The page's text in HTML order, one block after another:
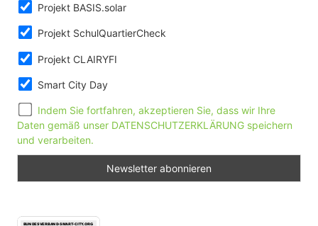
Projekt BASIS.solar
Projekt SchulQuartierCheck
Projekt CLAIRYFI
Smart City Day
Indem Sie fortfahren, akzeptieren Sie, dass wir Ihre
Daten gemäß unser DATENSCHUTZERKLÄRUNG speichern
und verarbeiten.